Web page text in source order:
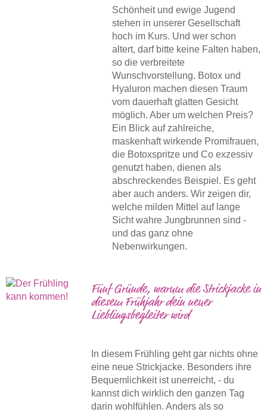
Schönheit und ewige Jugend
stehen in unserer Gesellschaft
hoch im Kurs. Und wer schon
altert, darf bitte keine Falten haben,
so die verbreitete
Wunschvorstellung. Botox und
Hyaluron machen diesen Traum
vom dauerhaft glatten Gesicht
möglich. Aber um welchen Preis?
Ein Blick auf zahlreiche,
maskenhaft wirkende Promifrauen,
die Botoxspritze und Co exzessiv
genutzt haben, dienen als
abschreckendes Beispiel. Es geht
aber auch anders. Wir zeigen dir,
welche milden Mittel auf lange
Sicht wahre Jungbrunnen sind -
und das ganz ohne
Nebenwirkungen.
Fünf Gründe, warum die Strickjacke in
diesem Frühjahr dein neuer
Lieblingsbegleiter wird
In diesem Frühling geht gar nichts ohne
eine neue Strickjacke. Besonders ihre
Bequemlichkeit ist unerreicht, - du
kannst dich wirklich den ganzen Tag
darin wohlfühlen. Anders als so